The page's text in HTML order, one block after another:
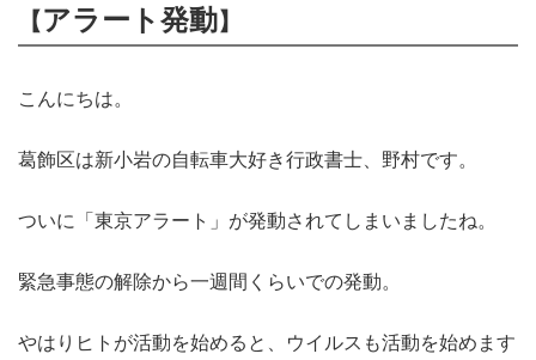
【アラート発動】
こんにちは。
葛飾区は新小岩の自転車大好き行政書士、野村です。
ついに「東京アラート」が発動されてしまいましたね。
緊急事態の解除から一週間くらいでの発動。
やはりヒトが活動を始めると、ウイルスも活動を始めます